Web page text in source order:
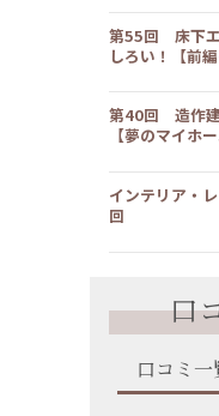
第55回 床下
しろい！【前
第40回 造作
【夢のマイホ
インテリア・
回
口
口コミ一